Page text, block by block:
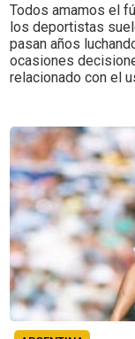
Todos amamos el
los deportistas
pasan años
ocasiones
relacionado con el